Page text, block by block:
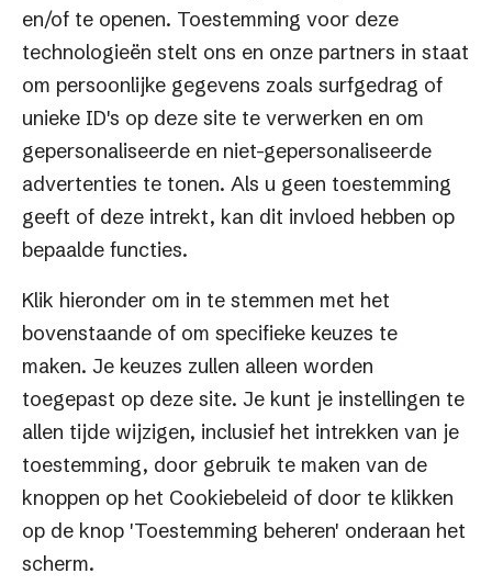
en/of te openen. Toestemming voor deze
technologieën stelt ons en onze partners in staat
om persoonlijke gegevens zoals surfgedrag of
unieke ID's op deze site te verwerken en om
gepersonaliseerde en niet-gepersonaliseerde
advertenties te tonen. Als u geen toestemming
geeft of deze intrekt, kan dit invloed hebben op
bepaalde functies.
Klik hieronder om in te stemmen met het
bovenstaande of om specifieke keuzes te
maken. Je keuzes zullen alleen worden
toegepast op deze site. Je kunt je instellingen te
allen tijde wijzigen, inclusief het intrekken van je
toestemming, door gebruik te maken van de
knoppen op het Cookiebeleid of door te klikken
op de knop 'Toestemming beheren' onderaan het
scherm.
Slimmee-commerce.
Serieuze groei.
Factif BV